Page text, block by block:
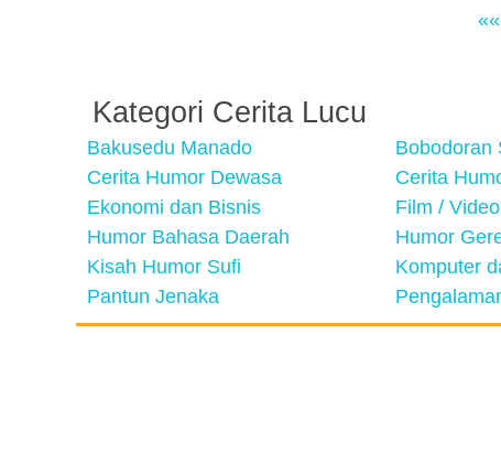
Kategori Cerita Lucu
Bakusedu Manado Bobodoran
Cerita Humor Dewasa
Cerita
Ekonomi dan Bisnis
Film /
Humor Bahasa Daerah
Humor
Kisah Humor Sufi
Komputer
Pantun Jenaka